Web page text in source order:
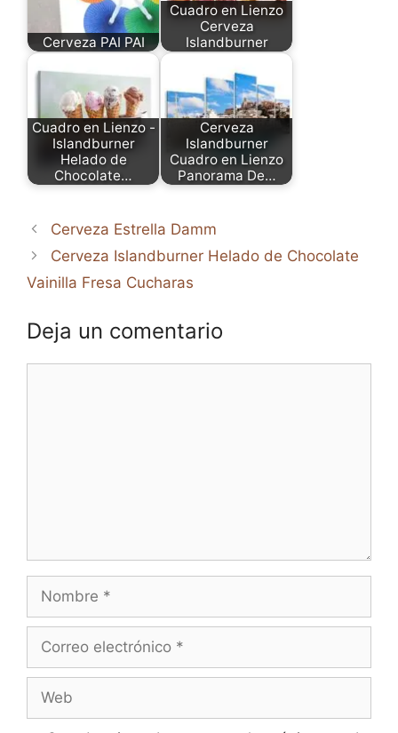
Cerveza PAI PAI
Cuadro en Lienzo
Cerveza
Islandburner
Cuadro en Lienzo -
Islandburner
Helado de
Chocolate…
Cerveza
Islandburner
Cuadro en Lienzo
Panorama De…
Cerveza Estrella Damm
Cerveza Islandburner Helado de Chocolate
Vainilla Fresa Cucharas
Deja un comentario
electrónico